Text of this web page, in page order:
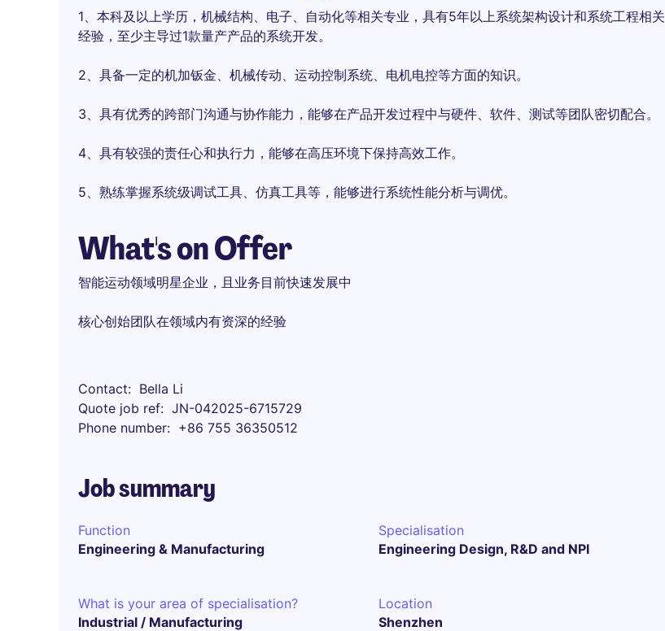
1、本科及以上学历，机械结构、电子、自动化等相关专业，具有5年以上系统架构设计和系统工程相关
经验，至少主导过1款量产产品的系统开发。
2、具备一定的机加钣金、机械传动、运动控制系统、电机电控等方面的知识。
3、具有优秀的跨部门沟通与协作能力，能够在产品开发过程中与硬件、软件、测试等团队密切配合。
4、具有较强的责任心和执行力，能够在高压环境下保持高效工作。
5、熟练掌握系统级调试工具、仿真工具等，能够进行系统性能分析与调优。
What's on Offer
智能运动领域明星企业，且业务目前快速发展中
核心创始团队在领域内有资深的经验
Contact
Bella Li
Quote job ref
JN-042025-6715729
Phone number
+86 755 36350512
Job summary
Function
Engineering & Manufacturing
Specialisation
Engineering Design, R&D and NPI
What is your area of specialisation?
Industrial / Manufacturing
Location
Shenzhen